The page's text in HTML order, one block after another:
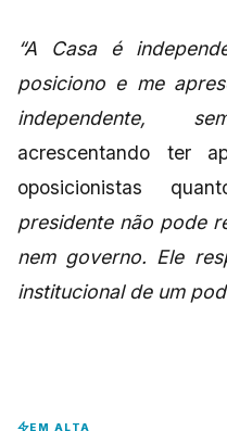
“A Casa é
posiciono e me
independente,
acrescentando ter
oposicionistas
presidente não pode
nem governo. Ele
institucional de um
EM ALTA